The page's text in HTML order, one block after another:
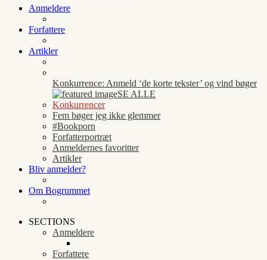
Anmeldere
Forfattere
Artikler
Konkurrence: Anmeld ‘de korte tekster’ og vind bøger
SE ALLE
Konkurrencer
Fem bøger jeg ikke glemmer
#Bookporn
Forfatterportræt
Anmeldernes favoritter
Artikler
Bliv anmelder?
Om Bogrummet
SECTIONS
Anmeldere
Forfattere